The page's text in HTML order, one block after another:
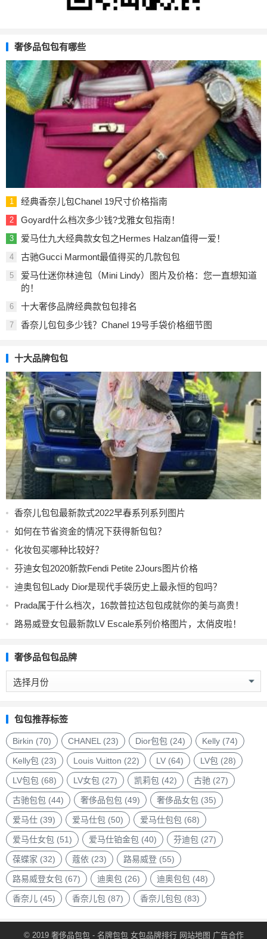
奢侈品包包有哪些
1 经典香奈儿包Chanel 19尺寸价格指南
2 Goyard什么档次多少钱?戈雅女包指南！
3 爱马仕九大经典款女包之Hermes Halzan值得一爱！
4 古驰Gucci Marmont最值得买的几款包包
5
爱马仕迷你林迪包（Mini Lindy）图片及价格：您一直想知道
的！
6 十大奢侈品牌经典款包包排名
7 香奈儿包包多少钱？Chanel 19号手袋价格细节图
十大品牌包包
香奈儿包包最新款式2022早春系列系列图片
如何在节省资金的情况下获得新包包？
化妆包买哪种比较好？
芬迪女包2020新款Fendi Petite 2Jours图片价格
迪奥包包Lady Dior是现代手袋历史上最永恒的包吗？
Prada属于什么档次，16款普拉达包包成就你的美与高贵！
路易威登女包最新款LV Escale系列价格图片，太俏皮啦！
奢侈品包包品牌
奢
侈
包
包
品
牌
包包推荐标签
Birkin (70) CHANEL(23) Dior包包 (24) Kelly (74)
Kelly包 (23) Louis Vuitton (22) LV (64) LV包 (28)
LV包包 (68) LV女包 (27) 凯莉包 (42) 古驰 (27)
古驰包包 (44) 奢侈品包包 (49) 奢侈品女包 (35)
爱马仕 (39) 爱马仕包 (50) 爱马仕包包 (68)
爱马仕女包 (51) 爱马仕铂金包 (40) 芬迪包 (27)
葆蝶家 (32) 蔻依 (23) 路易威登 (55)
路易威登女包 (67) 迪奥包 (26) 迪奥包包 (48)
香奈儿 (45) 香奈儿包 (87) 香奈儿包包 (83)
© 2019 奢侈品包包- 名牌包包 女包品牌排行网站地图 广告合作